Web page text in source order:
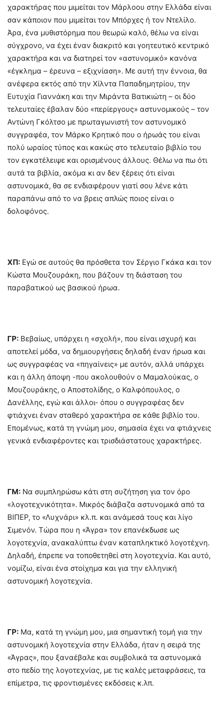
χαρακτήρας που μιμείται τον Μάρλοου στην Ελλάδα είναι
σαν κάποιον που μιμείται τον Μπόρχες ή τον Ντελίλο.
Άρα, ένα μυθιστόρημα που θεωρώ καλό, θέλω να είναι
σύγχρονο, να έχει έναν διακριτό και γοητευτικό κεντρικό
χαρακτήρα και να διατηρεί τον «αστυνομικό» κανόνα
«έγκλημα – έρευνα – εξιχνίαση». Με αυτή την έννοια, θα
ανέφερα εκτός από την Χίλντα Παπαδημητρίου, την
Ευτυχία Γιαννάκη και την Μιράντα Βατικιώτη – οι δύο
τελευταίες έβαλαν δύο «περίεργους» αστυνομικούς – τον
Αντώνη Γκόλτσο με πρωταγωνιστή τον αστυνομικό
συγγραφέα, τον Μάρκο Κρητικό που ο ήρωάς του είναι
πολύ ωραίος τύπος και κακώς στο τελευταίο βιβλίο του
τον εγκατέλειψε και ορισμένους άλλους. Θέλω να πω ότι
αυτά τα βιβλία, ακόμα κι αν δεν ξέρεις ότι είναι
αστυνομικά, θα σε ενδιαφέρουν γιατί σου λένε κάτι
παραπάνω από το να βρεις απλώς ποιος είναι ο
δολοφόνος.
ΧΠ: Εγώ σε αυτούς θα πρόσθετα τον Σέργιο Γκάκα και τον
Κώστα Μουζουράκη, που βάζουν τη διάσταση του
παραβατικού ως βασικού ήρωα.
ΓΡ: Βεβαίως, υπάρχει η «σχολή», που είναι ισχυρή και
αποτελεί μόδα, να δημιουργήσεις δηλαδή έναν ήρωα και
ως συγγραφέας να «πηγαίνεις» με αυτόν, αλλά υπάρχει
και η άλλη άποψη -που ακολουθούν ο Μαμαλούκας, ο
Μουζουράκης, ο Αποστολίδης, ο Καλφόπουλος, ο
Δανέλλης, εγώ και άλλοι- όπου ο συγγραφέας δεν
φτιάχνει έναν σταθερό χαρακτήρα σε κάθε βιβλίο του.
Επομένως, κατά τη γνώμη μου, σημασία έχει να φτιάχνεις
γενικά ενδιαφέροντες και τρισδιάστατους χαρακτήρες.
ΓΜ: Να συμπληρώσω κάτι στη συζήτηση για τον όρο
«λογοτεχνικότητα». Μικρός διάβαζα αστυνομικά από τα
ΒΙΠΕΡ, το «Λυχνάρι» κλ.π. και ανάμεσά τους και λίγο
Σιμενόν. Τώρα που η «Άγρα» τον επανέκδωσε ως
λογοτεχνία, ανακαλύπτω έναν καταπληκτικό λογοτέχνη.
Δηλαδή, έπρεπε να τοποθετηθεί στη λογοτεχνία. Και αυτό,
νομίζω, είναι ένα στοίχημα και για την ελληνική
αστυνομική λογοτεχνία.
ΓΡ: Μα, κατά τη γνώμη μου, μια σημαντική τομή για την
αστυνομική λογοτεχνία στην Ελλάδα, ήταν η σειρά της
«Άγρας», που ξαναέβαλε και συμβολικά τα αστυνομικά
στο πεδίο της λογοτεχνίας, με τις καλές μεταφράσεις, τα
επίμετρα, τις φροντισμένες εκδόσεις κ.λπ.